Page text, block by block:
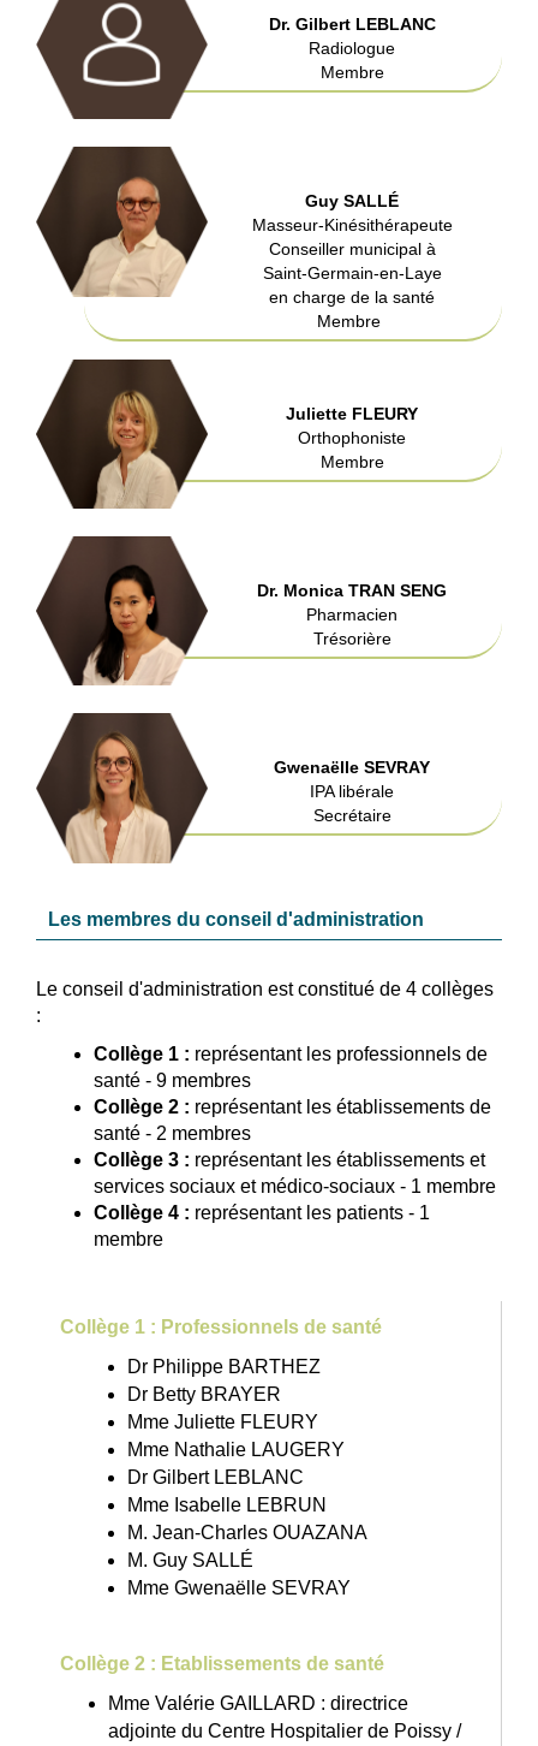
Dr. Gilbert LEBLANC
Radiologue
Membre
Guy SALLÉ
Masseur-Kinésithérapeute
Conseiller municipal à
Saint-Germain-en-Laye
en charge de la santé
Membre
Juliette FLEURY
Orthophoniste
Membre
Dr. Monica TRAN SENG
Pharmacien
Trésorière
Gwenaëlle SEVRAY
IPA libérale
Secrétaire
Les membres du conseil d'administration
Le conseil d'administration est constitué de 4 collèges
:
Collège 1 : représentant les professionnels de
santé - 9 membres
Collège 2 : représentant les établissements de
santé - 2 membres
Collège 3 : représentant les établissements et
services sociaux et médico-sociaux - 1 membre
Collège 4 : représentant les patients - 1
membre
Collège 1 : Professionnels de santé
Dr Philippe BARTHEZ
Dr Betty BRAYER
Mme Juliette FLEURY
Mme Nathalie LAUGERY
Dr Gilbert LEBLANC
Mme Isabelle LEBRUN
M. Jean-Charles OUAZANA
M. Guy SALLÉ
Mme Gwenaëlle SEVRAY
Collège 2 : Etablissements de santé
Mme Valérie GAILLARD : directrice
adjointe du Centre Hospitalier de Poissy /